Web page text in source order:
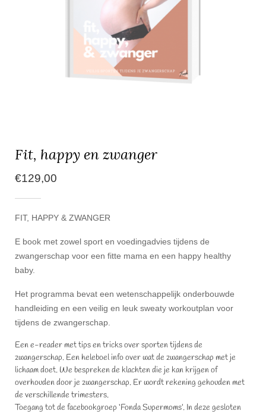
Fit, happy en zwanger
€129,00
FIT, HAPPY & ZWANGER
E book met zowel sport en voedingadvies tijdens de
zwangerschap voor een fitte mama en een happy healthy
baby.
Het programma bevat een wetenschappelijk onderbouwde
handleiding en een veilig en leuk sweaty workoutplan voor
tijdens de zwangerschap.
Een e-reader met tips en tricks over sporten tijdens de
zwangerschap. Een heleboel info over wat de zwangerschap met je
lichaam doet. We bespreken de klachten die je kan krijgen of
overhouden door je zwangerschap. Er wordt rekening gehouden met
de verschillende trimesters.
Toegang tot de facebookgroep ‘Fonda Supermoms’. In deze gesloten